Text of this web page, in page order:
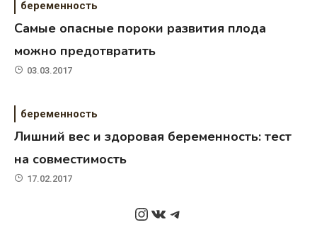
беременность
Самые опасные пороки развития плода
можно предотвратить
03.03.2017
беременность
Лишний вес и здоровая беременность: тест
на совместимость
17.02.2017
Instagram
ВКонтакте
Telegram